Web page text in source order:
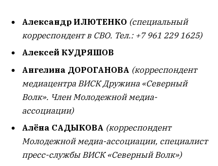
Александр ИЛЮТЕНКО (специальный
корреспондент в СВО. Тел.: +7 961 229 1625)
Алексей КУДРЯШОВ
Ангелина ДОРОГАНОВА (корреспондент
медиацентра ВИСК Дружина «Северный
Волк». Член Молодежной медиа-
ассоциации)
Алёна САДЫКОВА (корреспондент
Молодежной медиа-ассоциации, специалист
пресс-службы ВИСК «Северный Волк»)